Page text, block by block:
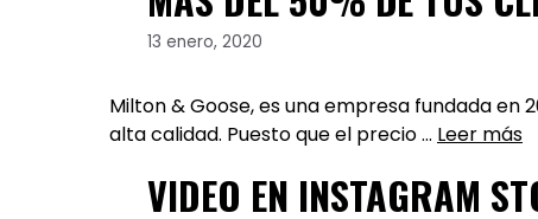
13 enero, 2020
Milton & Goose, es una empresa fundada en
alta calidad. Puesto que el precio … Leer más
VIDEO EN INSTAGRAM